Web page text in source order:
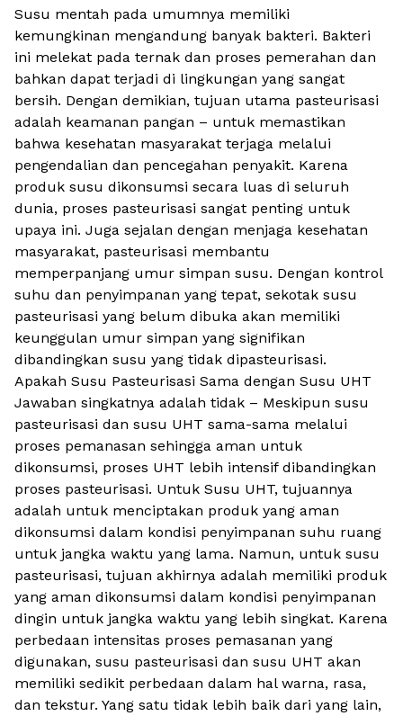
Susu mentah pada umumnya memiliki
kemungkinan mengandung banyak bakteri. Bakteri
ini melekat pada ternak dan proses pemerahan dan
bahkan dapat terjadi di lingkungan yang sangat
bersih. Dengan demikian, tujuan utama pasteurisasi
adalah keamanan pangan – untuk memastikan
bahwa kesehatan masyarakat terjaga melalui
pengendalian dan pencegahan penyakit. Karena
produk susu dikonsumsi secara luas di seluruh
dunia, proses pasteurisasi sangat penting untuk
upaya ini. Juga sejalan dengan menjaga kesehatan
masyarakat, pasteurisasi membantu
memperpanjang umur simpan susu. Dengan kontrol
suhu dan penyimpanan yang tepat, sekotak susu
pasteurisasi yang belum dibuka akan memiliki
keunggulan umur simpan yang signifikan
dibandingkan susu yang tidak dipasteurisasi.
Apakah Susu Pasteurisasi Sama dengan Susu UHT
Jawaban singkatnya adalah tidak – Meskipun susu
pasteurisasi dan susu UHT sama-sama melalui
proses pemanasan sehingga aman untuk
dikonsumsi, proses UHT lebih intensif dibandingkan
proses pasteurisasi. Untuk Susu UHT, tujuannya
adalah untuk menciptakan produk yang aman
dikonsumsi dalam kondisi penyimpanan suhu ruang
untuk jangka waktu yang lama. Namun, untuk susu
pasteurisasi, tujuan akhirnya adalah memiliki produk
yang aman dikonsumsi dalam kondisi penyimpanan
dingin untuk jangka waktu yang lebih singkat. Karena
perbedaan intensitas proses pemasanan yang
digunakan, susu pasteurisasi dan susu UHT akan
memiliki sedikit perbedaan dalam hal warna, rasa,
dan tekstur. Yang satu tidak lebih baik dari yang lain,